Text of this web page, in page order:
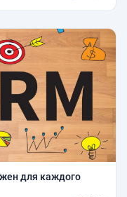
для каждого